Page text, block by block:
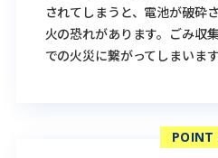
されてしまうと、電池が破砕
火の恐れがあります。ごみ収
での火災に繋がってしまいます